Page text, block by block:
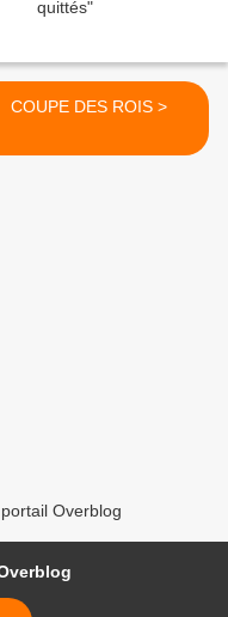
COUPE DES ROIS >
Overblog